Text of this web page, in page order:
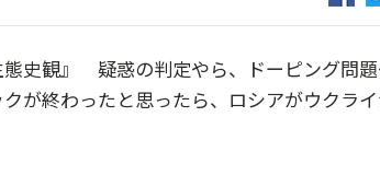
史観』 疑惑の判定やら、ドーピング問題
が終わったと思ったら、ロシアがウクラ